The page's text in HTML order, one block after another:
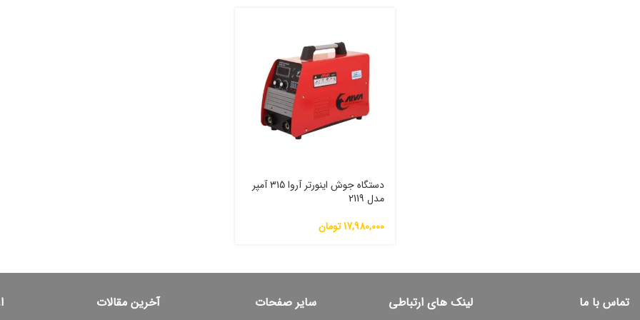
دستگاه جوش اینورتر آروا 315 آمپر
مدل 2119
17,980,000 تومان
تماس با ما لینک های ارتباطی سایر صفحات آخرین مقالات